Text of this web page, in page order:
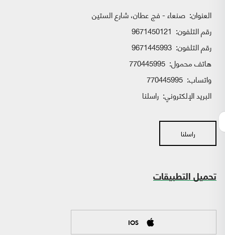
العنوان: صنعاء - فج عطان، شارع الستين
رقم التلفون: 9671450121
رقم التلفون: 9671445993
هاتف محمول: 770445995
واتساب:
البريد الإلكتروني: راسلنا
راسلنا
تحميل التطبيقات
IOS